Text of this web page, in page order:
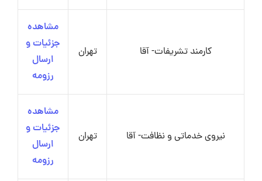
کارمند تشریفات- آقا تهران
مشاهده
جزئیات و
ارسال
رزومه
نیروی خدماتی و نظافت- آقا تهران
مشاهده
جزئیات و
ارسال
رزومه